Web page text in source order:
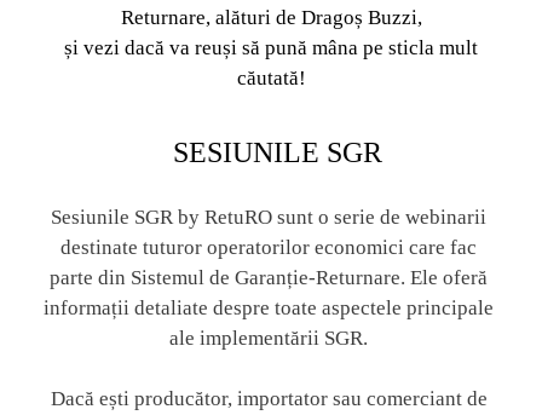
Returnare, alături de Dragoș Buzzi,
și vezi dacă va reuși să pună mâna pe sticla mult
căutată!
SESIUNILE SGR
Sesiunile SGR by RetuRO sunt o serie de webinarii
destinate tuturor operatorilor economici care fac
parte din Sistemul de Garanție-Returnare. Ele oferă
informații detaliate despre toate aspectele principale
ale implementării SGR.
Dacă ești producător, importator sau comerciant de